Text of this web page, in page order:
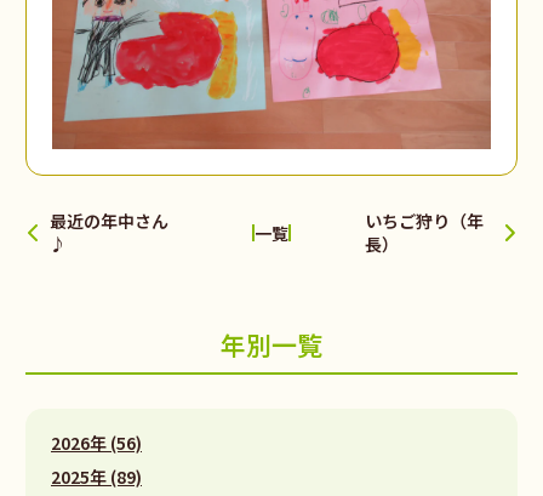
最近の年中さん
♪
一覧
いちご狩り（年
長）
年別一覧
2026年 (56)
2025年 (89)